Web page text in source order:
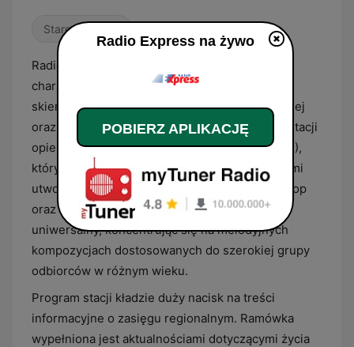
Stare przeboje
Radio Express to polska rozgłośnia radiowa o
charakterze lokalnym, nadająca program
skierowany do mieszkańców aglomeracji śląskiej
oraz okolic Bielska-Białej. Warstwa muzyczna stacji
opiera się na formacie Adult Contemporary (AC),
który łączy współczesne przeboje z popularnymi
utworami z ubiegłych dekad, głównie z nurtu pop
oraz rock. Dobór repertuaru ma charakter
uniwersalny, koncentrując się na melodyjnych
kompozycjach dostosowanych do szerokiej grupy
odbiorców w różnym wieku.
Program stacji kładzie duży nacisk na treści
informacyjne o zasięgu regionalnym. Ramówka
wypełniona jest aktualnościami dotyczącymi życia
Radio Express na żywo
POBIERZ APLIKACJĘ